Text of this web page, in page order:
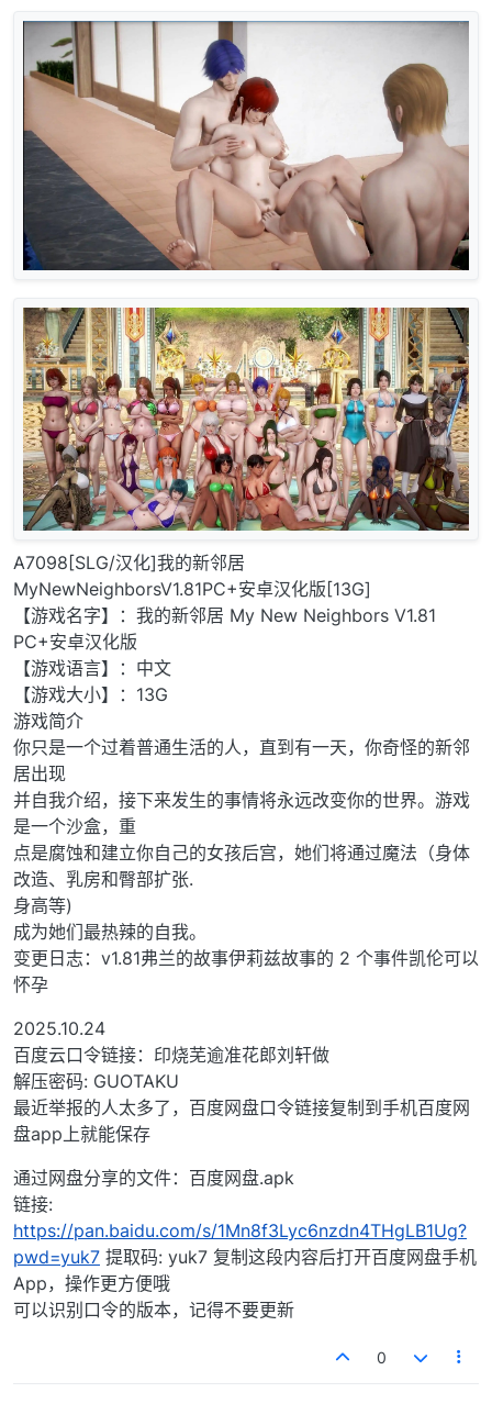
A7098[SLG/汉化]我的新邻居
MyNewNeighborsV1.81PC+安卓汉化版[13G]
【游戏名字】：我的新邻居 My New Neighbors V1.81
PC+安卓汉化版
【游戏语言】：中文
【游戏大小】：13G
游戏简介
你只是一个过着普通生活的人，直到有一天，你奇怪的新邻
居出现
并自我介绍，接下来发生的事情将永远改变你的世界。游戏
是一个沙盒，重
点是腐蚀和建立你自己的女孩后宫，她们将通过魔法（身体
改造、乳房和臀部扩张.
身高等)
成为她们最热辣的自我。
变更日志：v1.81弗兰的故事伊莉兹故事的 2 个事件凯伦可以
怀孕
2025.10.24
百度云口令链接：印烧芜逾准花郎刘轩做
解压密码: GUOTAKU
最近举报的人太多了，百度网盘口令链接复制到手机百度网
盘app上就能保存
通过网盘分享的文件：百度网盘.apk
链接:
https://pan.baidu.com/s/1Mn8f3Lyc6nzdn4THgLB1Ug?
pwd=yuk7 提取码: yuk7 复制这段内容后打开百度网盘手机
App，操作更方便哦
可以识别口令的版本，记得不要更新
0